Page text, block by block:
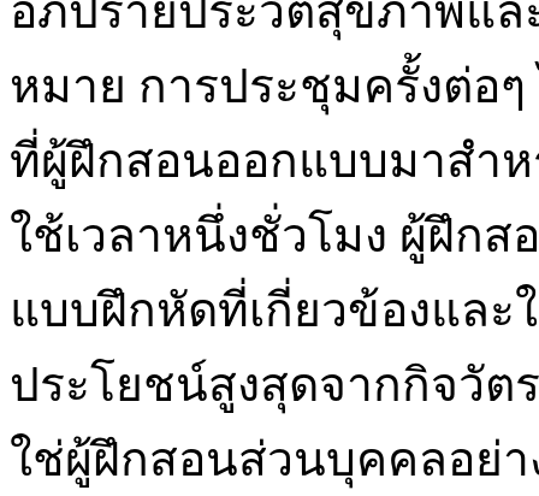
อภิปรายประวัติสุขภาพแล
หมาย การประชุมครั้งต่อ
ที่ผู้ฝึกสอนออกแบบมาสำ
ใช้เวลาหนึ่งชั่วโมง ผู้ฝึก
แบบฝึกหัดที่เกี่ยวข้องและ
ประโยชน์สูงสุดจากกิจวัต
ใช่ผู้ฝึกสอนส่วนบุคคลอย่า